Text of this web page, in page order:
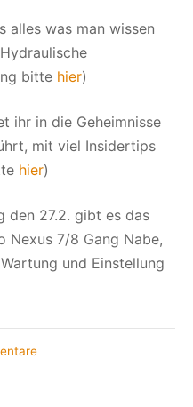
alles was man wissen
bitte hier)
ihr in die Geheimnisse
mit viel Insidertips
hier)
den 27.2. gibt es das
Nexus 7/8 Gang Nabe,
und Einstellung
zu